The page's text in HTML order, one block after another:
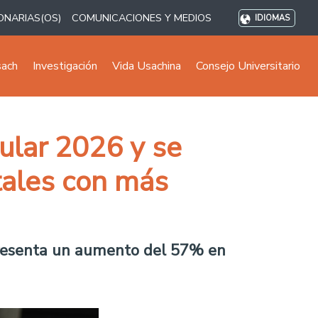
COMUNICACIONES Y MEDIOS IDIOMAS
Investigación Vida Usachina Consejo Universitario
2026 y se
con más
un aumento del 57% en